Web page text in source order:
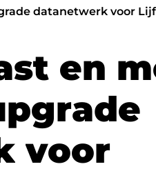
Certificeringen
Nieuws
datanetwerk voor
st en m
pgrade
voor